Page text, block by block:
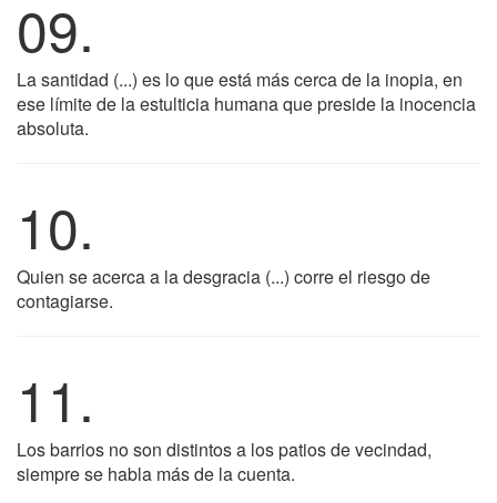
09.
La santidad (...) es lo que está más cerca de la inopia, en
ese límite de la estulticia humana que preside la inocencia
absoluta.
10.
Quien se acerca a la desgracia (...) corre el riesgo de
contagiarse.
11.
Los barrios no son distintos a los patios de vecindad,
siempre se habla más de la cuenta.